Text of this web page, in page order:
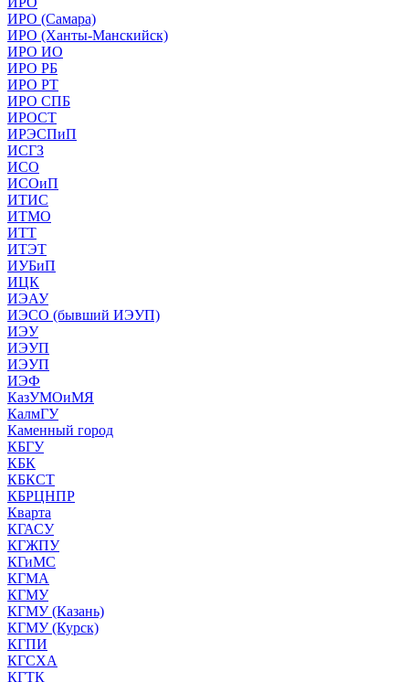
ИРО (Самара)
ИРО (Ханты-Манскийск)
ИРО ИО
ИРО РБ
ИРО РТ
ИРО СПБ
ИРОСТ
ИРЭСПиП
ИСГЗ
ИСО
ИСОиП
ИТИС
ИТМО
ИТТ
ИТЭТ
ИУБиП
ИЦК
ИЭАУ
ИЭСО (бывший ИЭУП)
ИЭУ
ИЭУП
ИЭУП
ИЭФ
КазУМОиМЯ
КалмГУ
Каменный город
КБГУ
КБК
КБКСТ
КБРЦНПР
Кварта
КГАСУ
КГЖПУ
КГиМС
КГМА
КГМУ
КГМУ (Казань)
КГМУ (Курск)
КГПИ
КГСХА
КГТК